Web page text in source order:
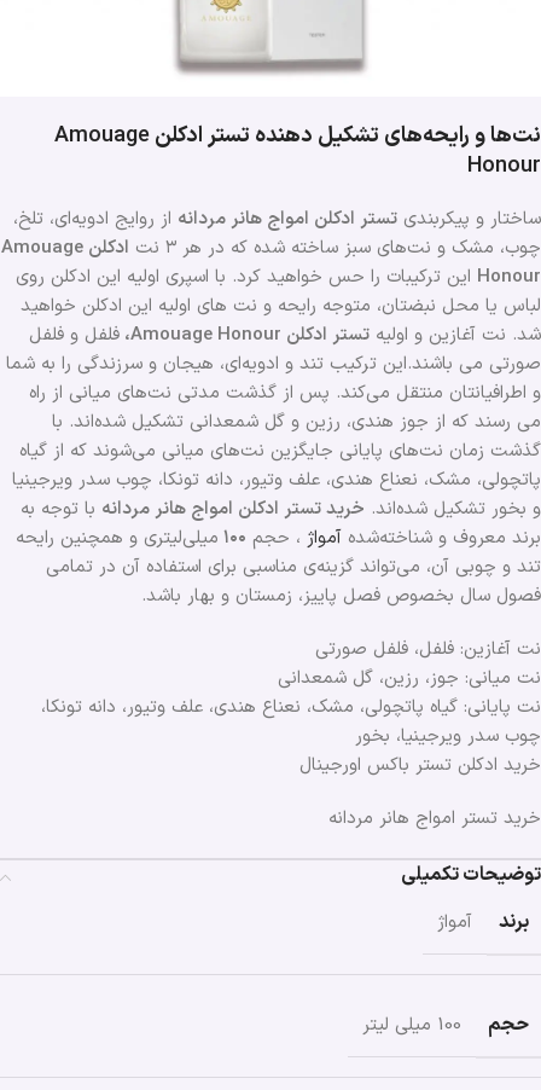
نت‌ها و رایحه‌های تشکیل دهنده تستر ادکلنAmouage
Honour
ساختار و پیکربندی تستر ادکلن امواج هانر مردانه از روایج ادویه‌ای، تلخ،
چوب، مشک و نت‌های سبز ساخته شده که در هر ۳ نت
ادکلن Amouage
Honour این ترکیبات را حس خواهید کرد. با اسپری اولیه این ادکلن روی
لباس یا محل نبضتان، متوجه رایحه و نت های اولیه این ادکلن خواهید
شد. نت‌ آغازین و اولیه تستر ادکلن Amouage Honour،
فلفل و فلفل
صورتی می باشند.این ترکیب تند و ادویه‌ای، هیجان و سرزندگی را به شما
و اطرافیانتان منتقل می‌کند. پس از گذشت مدتی نت‌های میانی از راه
می رسند که از جوز هندی، رزین و گل شمعدانی تشکیل شده‌اند. با
گذشت زمان نت‌های پایانی جایگزین نت‌های میانی می‌شوند که از گیاه
پاتچولی، مشک، نعناع هندی، علف وتیور، دانه تونکا، چوب سدر ویرجینیا
و بخور تشکیل شده‌اند. خرید تستر ادکلن امواج هانر مردانه با توجه به
برند معروف و شناخته‌شده آمواژ ، حجم ۱۰۰ میلی‌لیتری و همچنین رایحه
تند و چوبی آن، می‌تواند گزینه‌ی مناسبی برای استفاده آن در تمامی
فصول سال بخصوص فصل پاییز، زمستان و بهار باشد.
نت آغازین: فلفل، فلفل صورتی
نت میانی: جوز، رزین، گل شمعدانی
نت پایانی: گیاه پاتچولی، مشک، نعناع هندی، علف وتیور، دانه تونکا،
چوب سدر ویرجینیا، بخور
خرید ادکلن تستر باکس اورجینال
خرید تستر امواج هانر مردانه
توضیحات تکمیلی
برند
آمواژ
حجم 100 میلی لیتر